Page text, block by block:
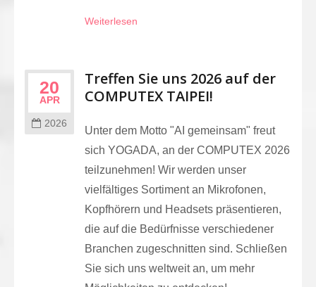
Weiterlesen
20
APR
2026
Treffen Sie uns 2026 auf der
COMPUTEX TAIPEI!
Unter dem Motto "AI gemeinsam" freut
sich YOGADA, an der COMPUTEX 2026
teilzunehmen! Wir werden unser
vielfältiges Sortiment an Mikrofonen,
Kopfhörern und Headsets präsentieren,
die auf die Bedürfnisse verschiedener
Branchen zugeschnitten sind. Schließen
Sie sich uns weltweit an, um mehr